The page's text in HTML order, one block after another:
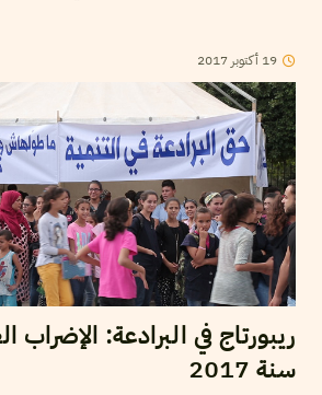
19 أكتوبر 2017
ريبورتاج في البرادعة: الإضراب
سنة 2017